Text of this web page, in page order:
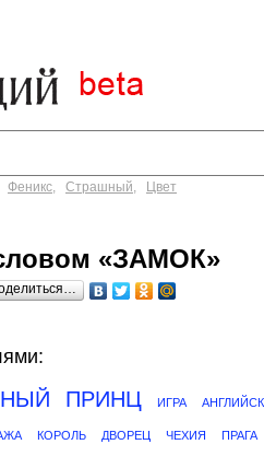
Феникс, Страшный, Цвет
«ЗАМОК»
ПРИНЦ ИГРА
КОРОЛЬ ДВОРЕЦ ЧЕХИЯ ПРАГА